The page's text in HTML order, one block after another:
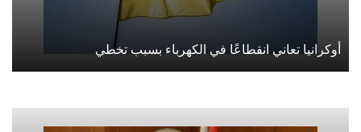
أوكرانيا تعاني انقطاعًا في الكهرباء بسبب تخطي